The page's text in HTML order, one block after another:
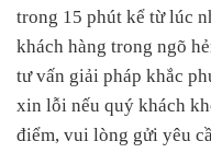
trong 15 phút kể từ lúc
khách hàng trong ngõ
tư vấn giải pháp khắc
xin lỗi nếu quý khách
điểm, vui lòng gửi yêu